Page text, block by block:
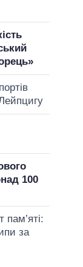
100
пам’яті:
за